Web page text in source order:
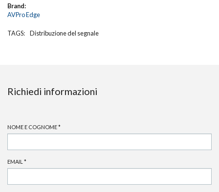
Brand:
AVPro Edge
TAGS: Distribuzione del segnale
Richiedi informazioni
NOME E COGNOME*
EMAIL *